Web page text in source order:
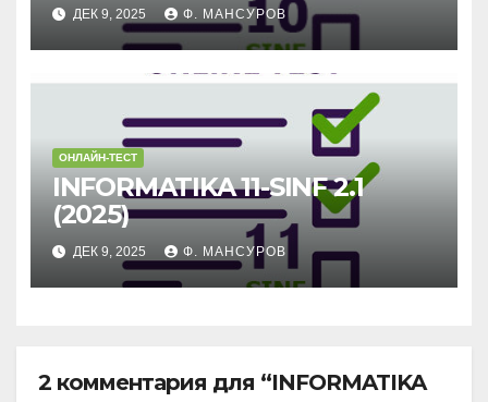
ДЕК 9, 2025 Ф. МАНСУРОВ
ОНЛАЙН-ТЕСТ
INFORMATIKA 11-SINF 2.1
(2025)
ДЕК 9, 2025 Ф. МАНСУРОВ
2 комментария для “INFORMATIKA